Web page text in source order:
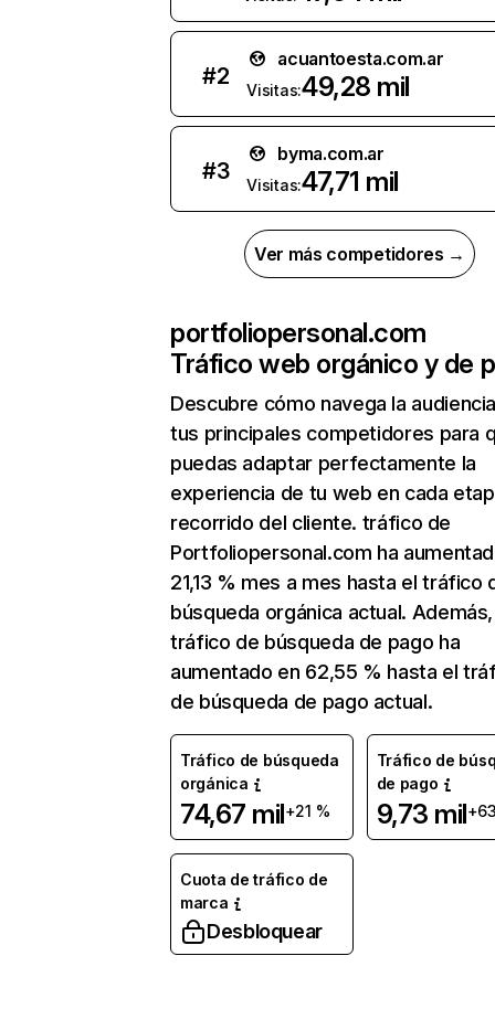
#2
acuantoesta.com.ar
Visitas:49,28 mil
#3
byma.com.ar
Visitas:47,71 mil
Ver más competidores →
portfoliopersonal.com
Tráfico web orgánico y de
Descubre cómo navega la
tus principales competidores para
puedas adaptar perfectamente la
experiencia de tu web en cada
recorrido del cliente. tráfico de
Portfoliopersonal.com ha
21,13 % mes a mes hasta el tráfico
búsqueda orgánica actual.
tráfico de búsqueda de pago ha
aumentado en 62,55 % hasta el
de búsqueda de pago actual.
Tráfico de búsqueda
orgánica
74,67 mil+21 %
Tráfico de
de pago
9,73 mil
Cuota de tráfico de
marca
Desbloquear